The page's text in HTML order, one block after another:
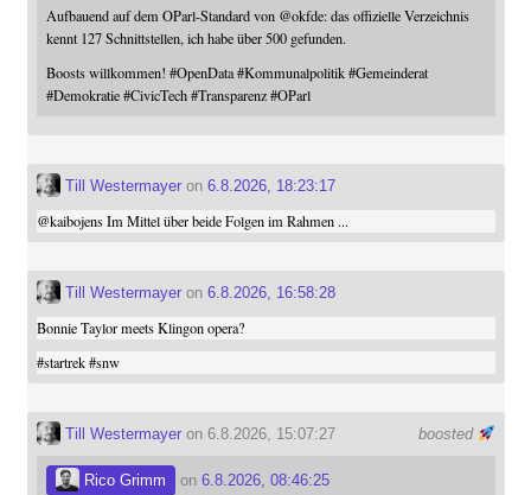
Aufbauend auf dem OParl-Standard von @okfde: das offizielle Verzeichnis
kennt 127 Schnittstellen, ich habe über 500 gefunden.
Boosts willkommen! #OpenData #Kommunalpolitik #Gemeinderat
#Demokratie #CivicTech #Transparenz #OParl
Till Westermayeron 6.8.2026, 18:23:17
@kaibojensIm Mittel über beide Folgen im Rahmen ...
Till Westermayeron 6.8.2026, 16:58:28
Bonnie Taylor meets Klingon opera?
#startrek #snw
boosted
Till Westermayeron 6.8.2026, 15:07:27
Rico Grimm on 6.8.2026, 08:46:25